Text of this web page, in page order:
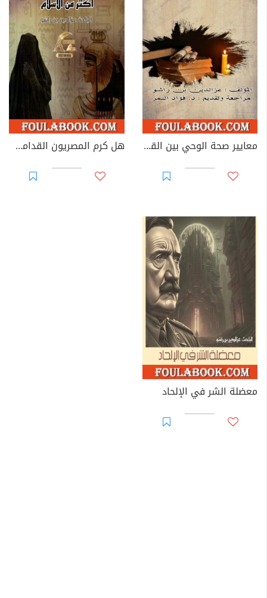
معايير صحة الوحي بين القرآن الكريم ونصوص العهد الجديد - دراسة مقارنة هل كرم المصريون القدامى المرأة أكثر من الإسلام؟
معضلة الشر في الإلحاد